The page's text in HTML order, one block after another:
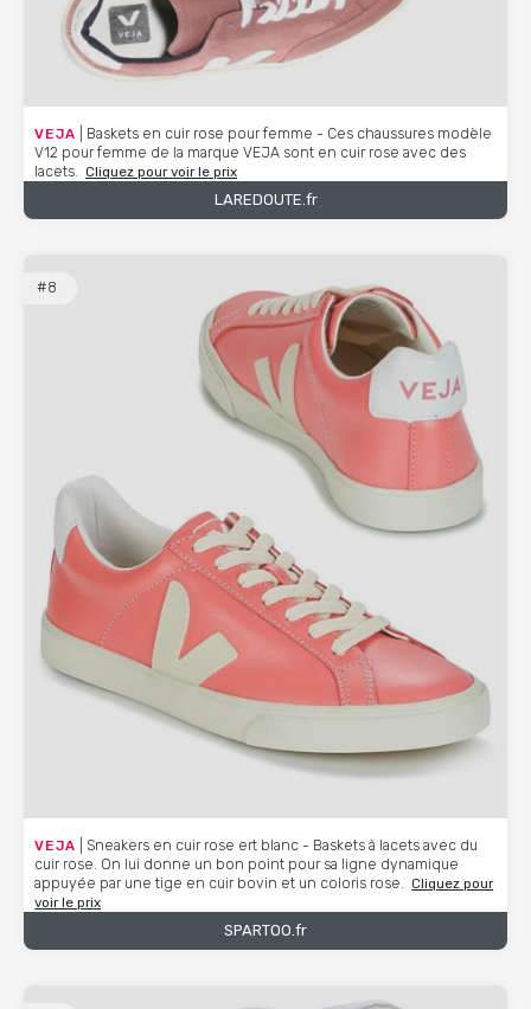
VEJA | Baskets en cuir rose pour femme - Ces chaussures modèle
V12 pour femme de la marque VEJA sont en cuir rose avec des
lacets.
Cliquez pour voir le prix
LAREDOUTE.fr
#8
VEJA | Sneakers en cuir rose ert blanc - Baskets à lacets avec du
cuir rose. On lui donne un bon point pour sa ligne dynamique
appuyée par une tige en cuir bovin et un coloris rose. Cliquez pour
voir le prix
SPARTOO.fr